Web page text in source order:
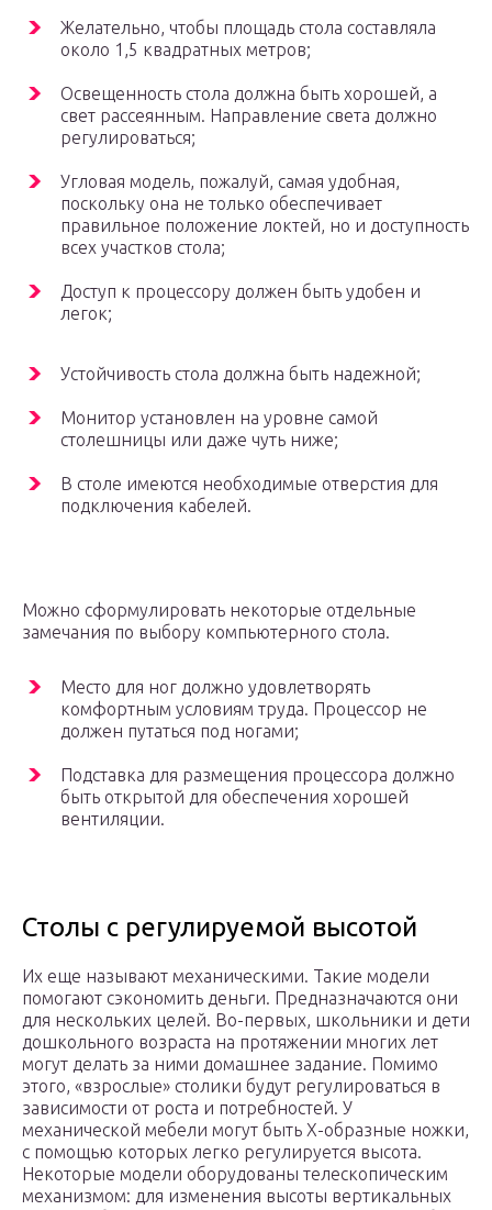
Желательно, чтобы площадь стола составляла
около 1,5 квадратных метров;
Освещенность стола должна быть хорошей, а
свет рассеянным. Направление света должно
регулироваться;
Угловая модель, пожалуй, самая удобная,
поскольку она не только обеспечивает
правильное положение локтей, но и доступность
всех участков стола;
Доступ к процессору должен быть удобен и
легок;
Устойчивость стола должна быть надежной;
Монитор установлен на уровне самой
столешницы или даже чуть ниже;
В столе имеются необходимые отверстия для
подключения кабелей.
Можно сформулировать некоторые отдельные
замечания по выбору компьютерного стола.
Место для ног должно удовлетворять
комфортным условиям труда. Процессор не
должен путаться под ногами;
Подставка для размещения процессора должно
быть открытой для обеспечения хорошей
вентиляции.
Столы с регулируемой высотой
Их еще называют механическими. Такие модели
помогают сэкономить деньги. Предназначаются они
для нескольких целей. Во-первых, школьники и дети
дошкольного возраста на протяжении многих лет
могут делать за ними домашнее задание. Помимо
этого, «взрослые» столики будут регулироваться в
зависимости от роста и потребностей. У
механической мебели могут быть X-образные ножки,
с помощью которых легко регулируется высота.
Некоторые модели оборудованы телескопическим
механизмом: для изменения высоты вертикальных